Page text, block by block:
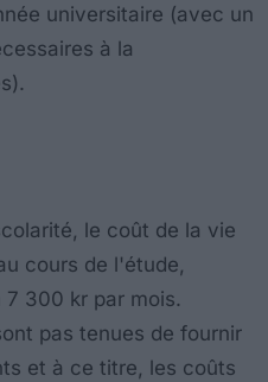
universitaire (avec un
à la
le coût de la vie
cours de l'étude,
300 kr par mois.
pas tenues de fournir
et à ce titre, les coûts